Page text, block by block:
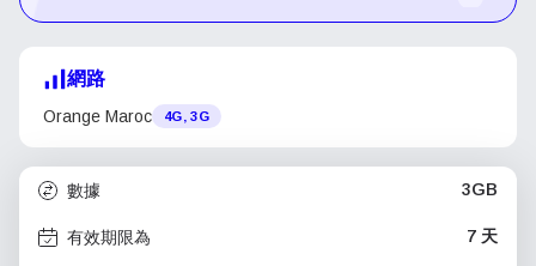
網路
Orange Maroc 4G, 3G
數據 3GB
有效期限為 7 天